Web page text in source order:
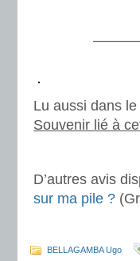
Lu aussi dans
Souvenir lié à
D’autres avis
sur ma pile ?
BELLAGAMBA Ugo